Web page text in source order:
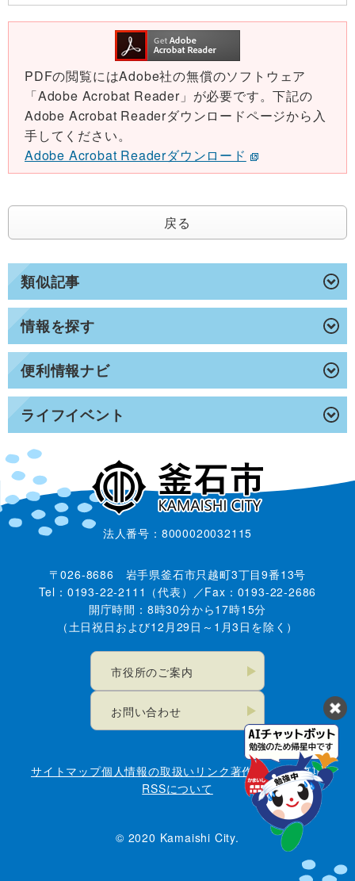
類似記事
情報を探す
便利情報ナビ
ライフイベント
PDFの閲覧にはAdobe社の無償のソフトウェア
「Adobe Acrobat Reader」が必要です。下記の
Adobe Acrobat Readerダウンロードページから入
手してください。
Adobe Acrobat Readerダウンロード
戻る
法人番号：8000020032115
〒026-8686 岩手県釜石市只越町3丁目9番13号
Tel：0193-22-2111（代表）／Fax：0193-22-2686
開庁時間：8時30分から17時15分
（土日祝日および12月29日～1月3日を除く）
市役所のご案内
お問い合わせ
サイトマップ個人情報の取扱い リンク著作権・免責事項
RSSについて
© 2020 Kamaishi City.